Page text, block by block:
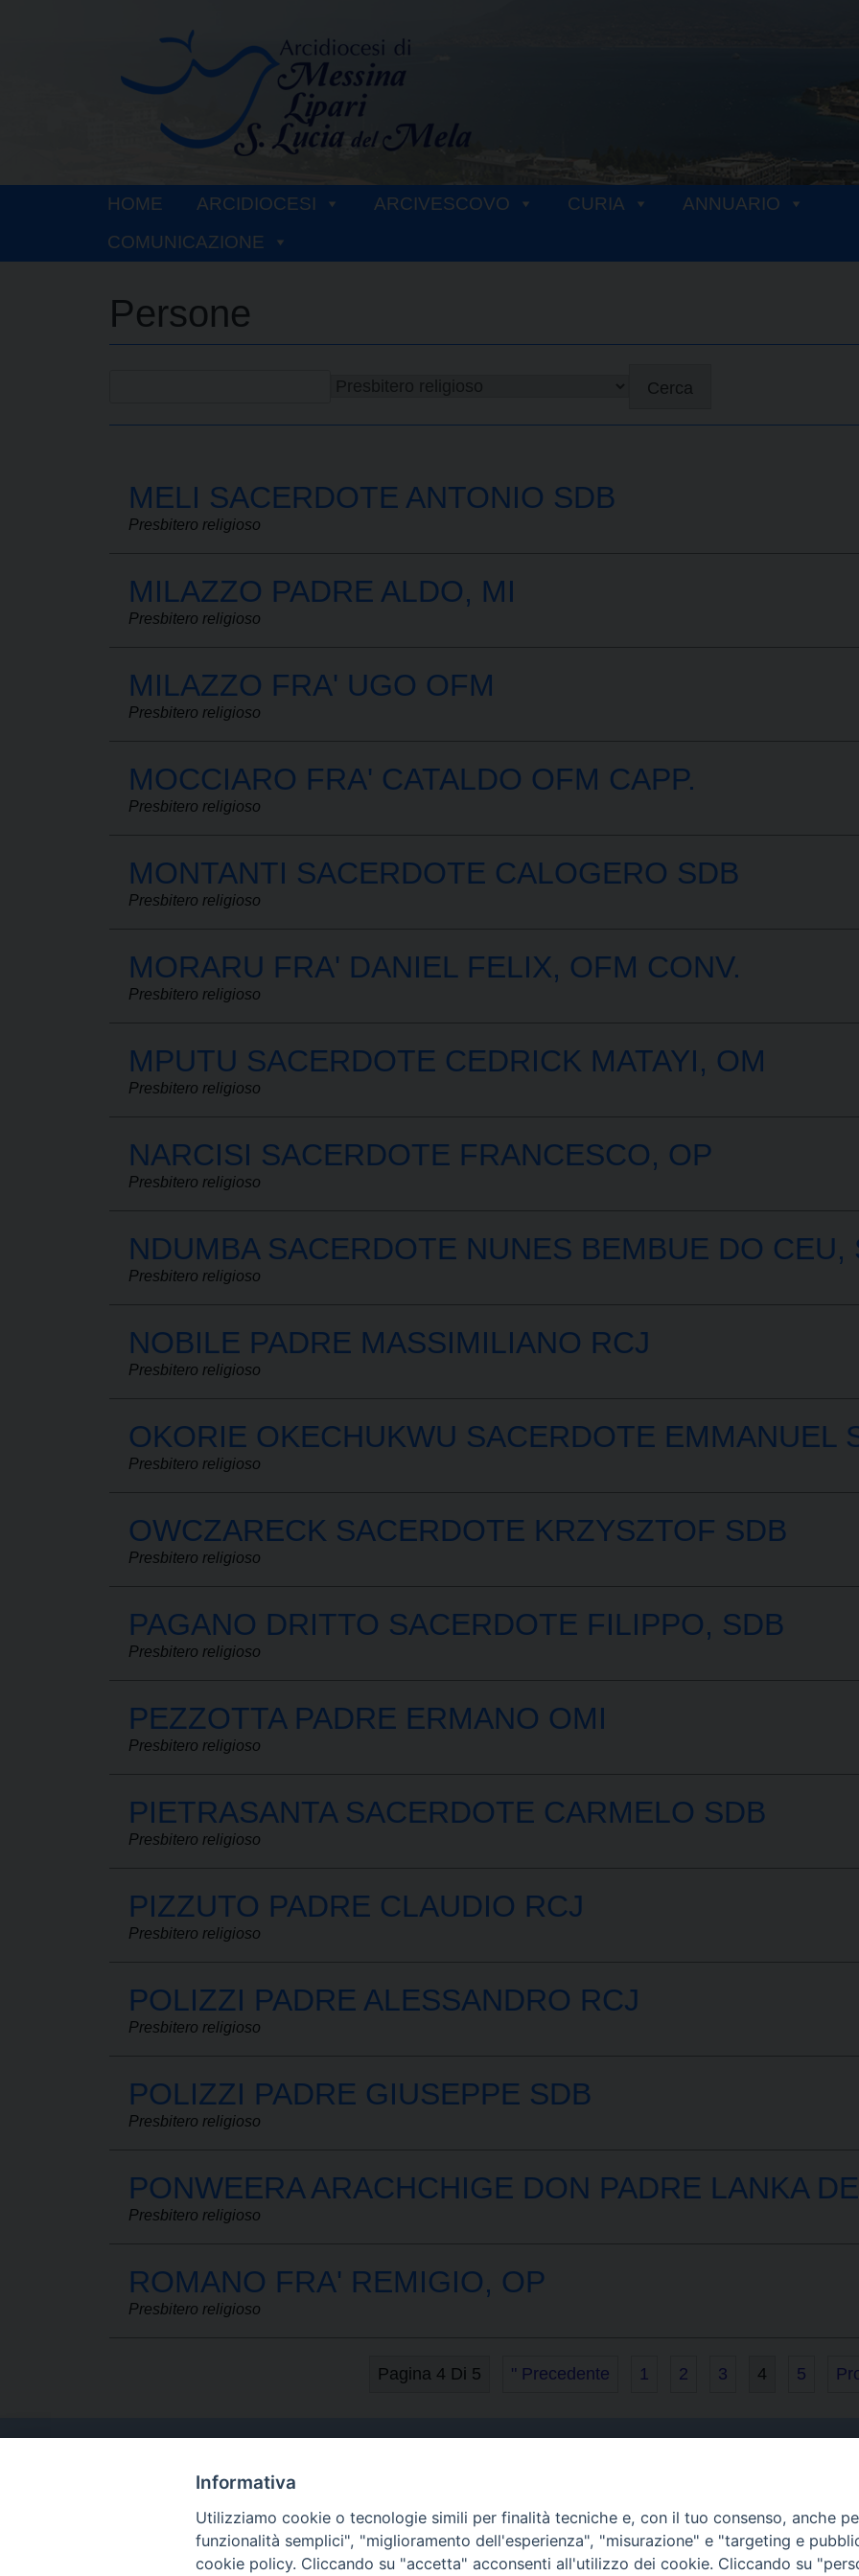
HOME ARCIDIOCESI ARCIVESCOVO CURIA
ANNUARIO
COMUNICAZIONE
Persone
Cerca
MELI SACERDOTE ANTONIO SDB
Presbitero religioso
MILAZZO PADRE ALDO, MI
Presbitero religioso
MILAZZO FRA' UGO OFM
Presbitero religioso
MOCCIARO FRA' CATALDO OFM CAPP.
Presbitero religioso
MONTANTI SACERDOTE CALOGERO SDB
Presbitero religioso
MORARU FRA' DANIEL FELIX, OFM CONV.
Presbitero religioso
MPUTU SACERDOTE CEDRICK MATAYI, OM
Presbitero religioso
NARCISI SACERDOTE FRANCESCO, OP
Presbitero religioso
NDUMBA SACERDOTE NUNES BEMBUE DO CEU,
Presbitero religioso
NOBILE PADRE MASSIMILIANO RCJ
Presbitero religioso
OKORIE OKECHUKWU SACERDOTE EMMANUEL
Presbitero religioso
OWCZARECK SACERDOTE KRZYSZTOF SDB
Presbitero religioso
PAGANO DRITTO SACERDOTE FILIPPO, SDB
Presbitero religioso
PEZZOTTA PADRE ERMANO OMI
Presbitero religioso
PIETRASANTA SACERDOTE CARMELO SDB
Presbitero religioso
PIZZUTO PADRE CLAUDIO RCJ
Presbitero religioso
POLIZZI PADRE ALESSANDRO RCJ
Presbitero religioso
POLIZZI PADRE GIUSEPPE SDB
Presbitero religioso
PONWEERA ARACHCHIGE DON PADRE LANKA
Presbitero religioso
ROMANO FRA' REMIGIO, OP
Presbitero religioso
Pagina 4 Di 5 " Precedente 1 2 3 4 5
Indirizzo
Via Garibaldi, 67 - 98122
Informativa
Utilizziamo cookie o tecnologie simili per finalità tecniche e, con il tuo consenso, anche
funzionalità semplici", "miglioramento dell'esperienza", "misurazione" e "targeting e
cookie policy. Cliccando su "accetta" acconsenti all'utilizzo dei cookie. Cliccando su